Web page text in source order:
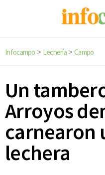
Infocampo > Lechería> Campo
Un
Arroyos
carnearon
lechera